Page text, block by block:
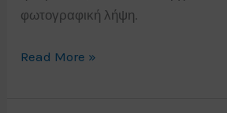
φωτογραφική λήψη.
Καταιγίδα
Read More »